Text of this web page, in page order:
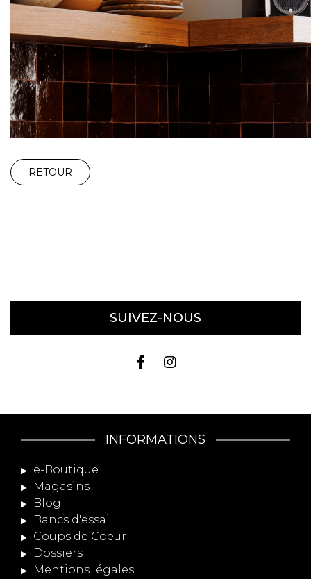
RETOUR
SUIVEZ-NOUS
INFORMATIONS
e-Boutique
Magasins
Blog
Bancs d'essai
Coups de Coeur
Dossiers
Mentions légales